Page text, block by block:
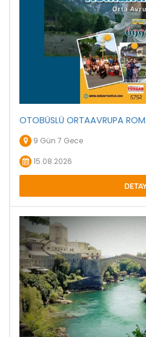
OTOBÜSLÜ ORTAAVRUPA
9 Gün 7 Gece
15.08.2026